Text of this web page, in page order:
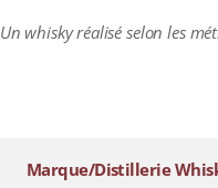
Un whisky réalisé selon les
Marque/Distillerie